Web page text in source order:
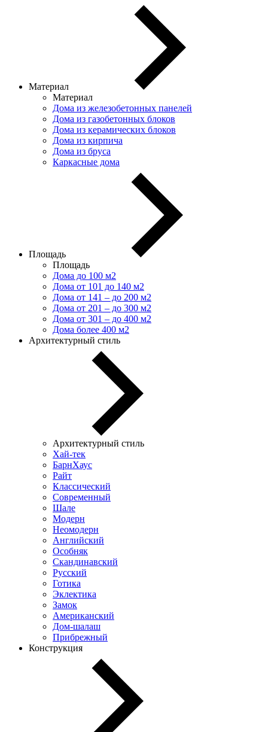
Материал
Материал
Дома из железобетонных панелей
Дома из газобетонных блоков
Дома из керамических блоков
Дома из кирпича
Дома из бруса
Каркасные дома
Площадь
Площадь
Дома до 100 м2
Дома от 101 до 140 м2
Дома от 141 – до 200 м2
Дома от 201 – до 300 м2
Дома от 301 – до 400 м2
Дома более 400 м2
Архитектурный стиль
Архитектурный стиль
Хай-тек
БарнХаус
Райт
Классический
Современный
Шале
Модерн
Неомодерн
Английский
Особняк
Скандинавский
Русский
Готика
Эклектика
Замок
Американский
Дом-шалаш
Прибрежный
Конструкция